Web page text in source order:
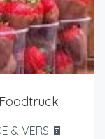
& VERS 🍫